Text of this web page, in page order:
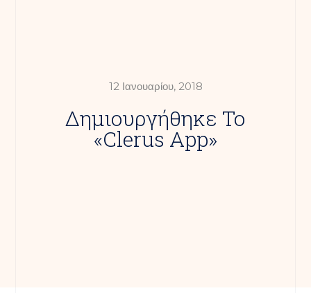
12 Ιανουαρίου, 2018
Δημιουργήθηκε Το
«Clerus App»